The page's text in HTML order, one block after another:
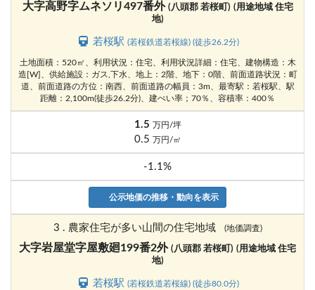
大字高野字ムネソリ497番外 (八頭郡 若桜町) (用途地域 住宅
地)
若桜駅 (若桜鉄道若桜線) (徒歩26.2分)
土地面積：520㎡、利用状況：住宅、利用状況詳細：住宅、建物構造：木
造[W]、供給施設：ガス,下水、地上：2階、地下：0階、前面道路状況：町
道、前面道路の方位：南西、前面道路の幅員：3m、最寄駅：若桜駅、駅
距離：2,100m(徒歩26.2分)、建ぺい率；70％、容積率：400％
1.5 万円/坪
0.5 万円/㎡
-1.1%
公示地価の推移・動向を表示
3 . 農家住宅が多い山間の住宅地域 (地価調査)
大字岩屋堂字屋敷廻199番2外 (八頭郡 若桜町) (用途地域 住宅
地)
若桜駅 (若桜鉄道若桜線) (徒歩80.0分)